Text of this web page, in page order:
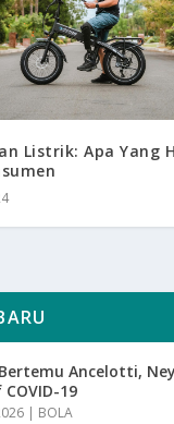
Listrik: Apa Yang
Ancelotti,
19
| BOLA